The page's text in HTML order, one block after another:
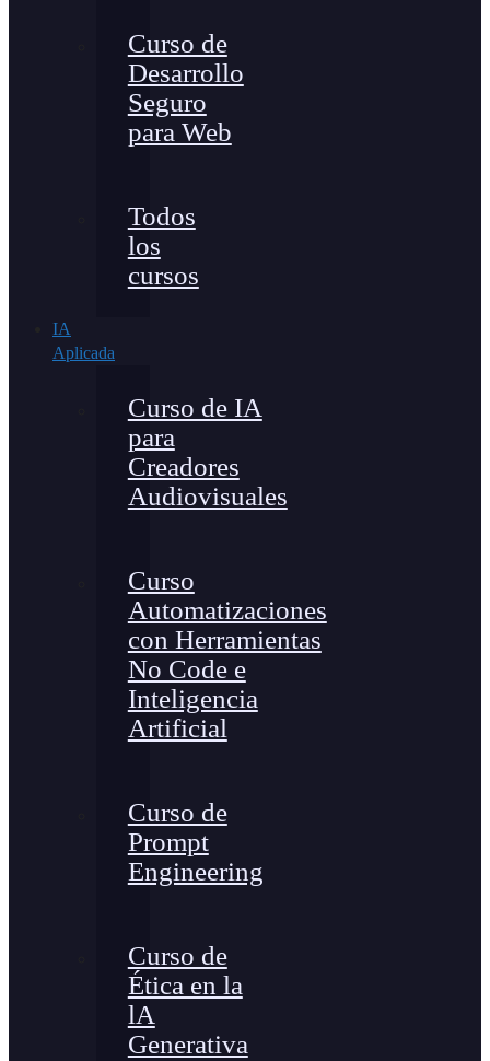
Curso de
Desarrollo
Seguro
para Web
Todos
los
cursos
IA
Aplicada
Curso de IA
para
Creadores
Audiovisuales
Curso
Automatizaciones
con Herramientas
No Code e
Inteligencia
Artificial
Curso de
Prompt
Engineering
Curso de
Ética en la
lA
Generativa